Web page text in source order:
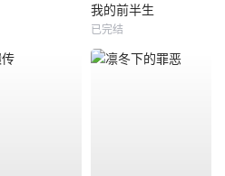
我的前半生
已完结